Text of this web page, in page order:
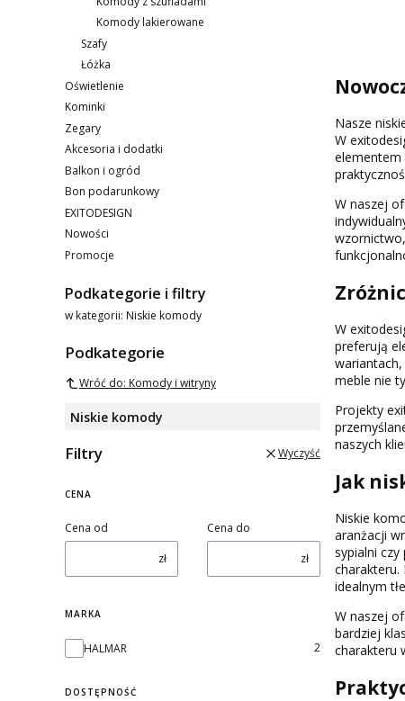
Komody lakierowane
Szafy
Łóżka
Oświetlenie
Kominki
Zegary
Akcesoria i dodatki
Balkon i ogród
Bon podarunkowy
EXITODESIGN
Nowości
Promocje
Podkategorie i filtry
w kategorii: Niskie komody
Podkategorie
Wróć do: Komody i witryny
Niskie komody
Filtry Wyczyść
CENA
Cena od
zł
Cena do
zł
MARKA
Marka
HALMAR 2
DOSTĘPNOŚĆ
Nasze
W
elementem
W naszej
W
preferują
meble nie
Projekty
naszych
Jak
Niskie
aranżacji
sypialni
idealnym
W naszej
bardziej
charakteru